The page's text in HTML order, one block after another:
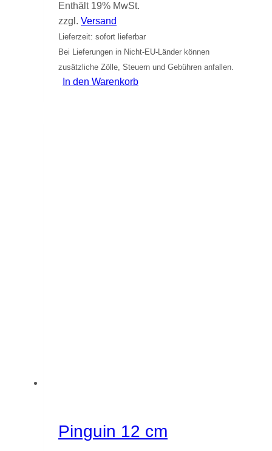
Enthält 19% MwSt.
zzgl. Versand
Lieferzeit: sofort lieferbar
Bei Lieferungen in Nicht-EU-Länder können
zusätzliche Zölle, Steuern und Gebühren anfallen.
In den Warenkorb
Pinguin 12 cm